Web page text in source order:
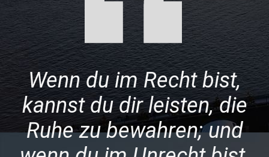
Wenn du im Recht bist,
kannst du dir leisten, die
Ruhe zu bewahren; und